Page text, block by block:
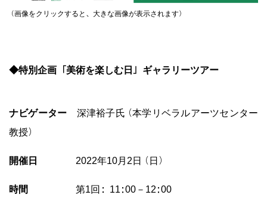
（画像をクリックすると、大きな画像が表示されます）
◆特別企画「美術を楽しむ日」ギャラリーツアー
ナビゲーター 深津裕子氏（本学リベラルアーツセンター
教授）
開催日 2022年10月2日（日）
時間 第1回：11:00－12:00